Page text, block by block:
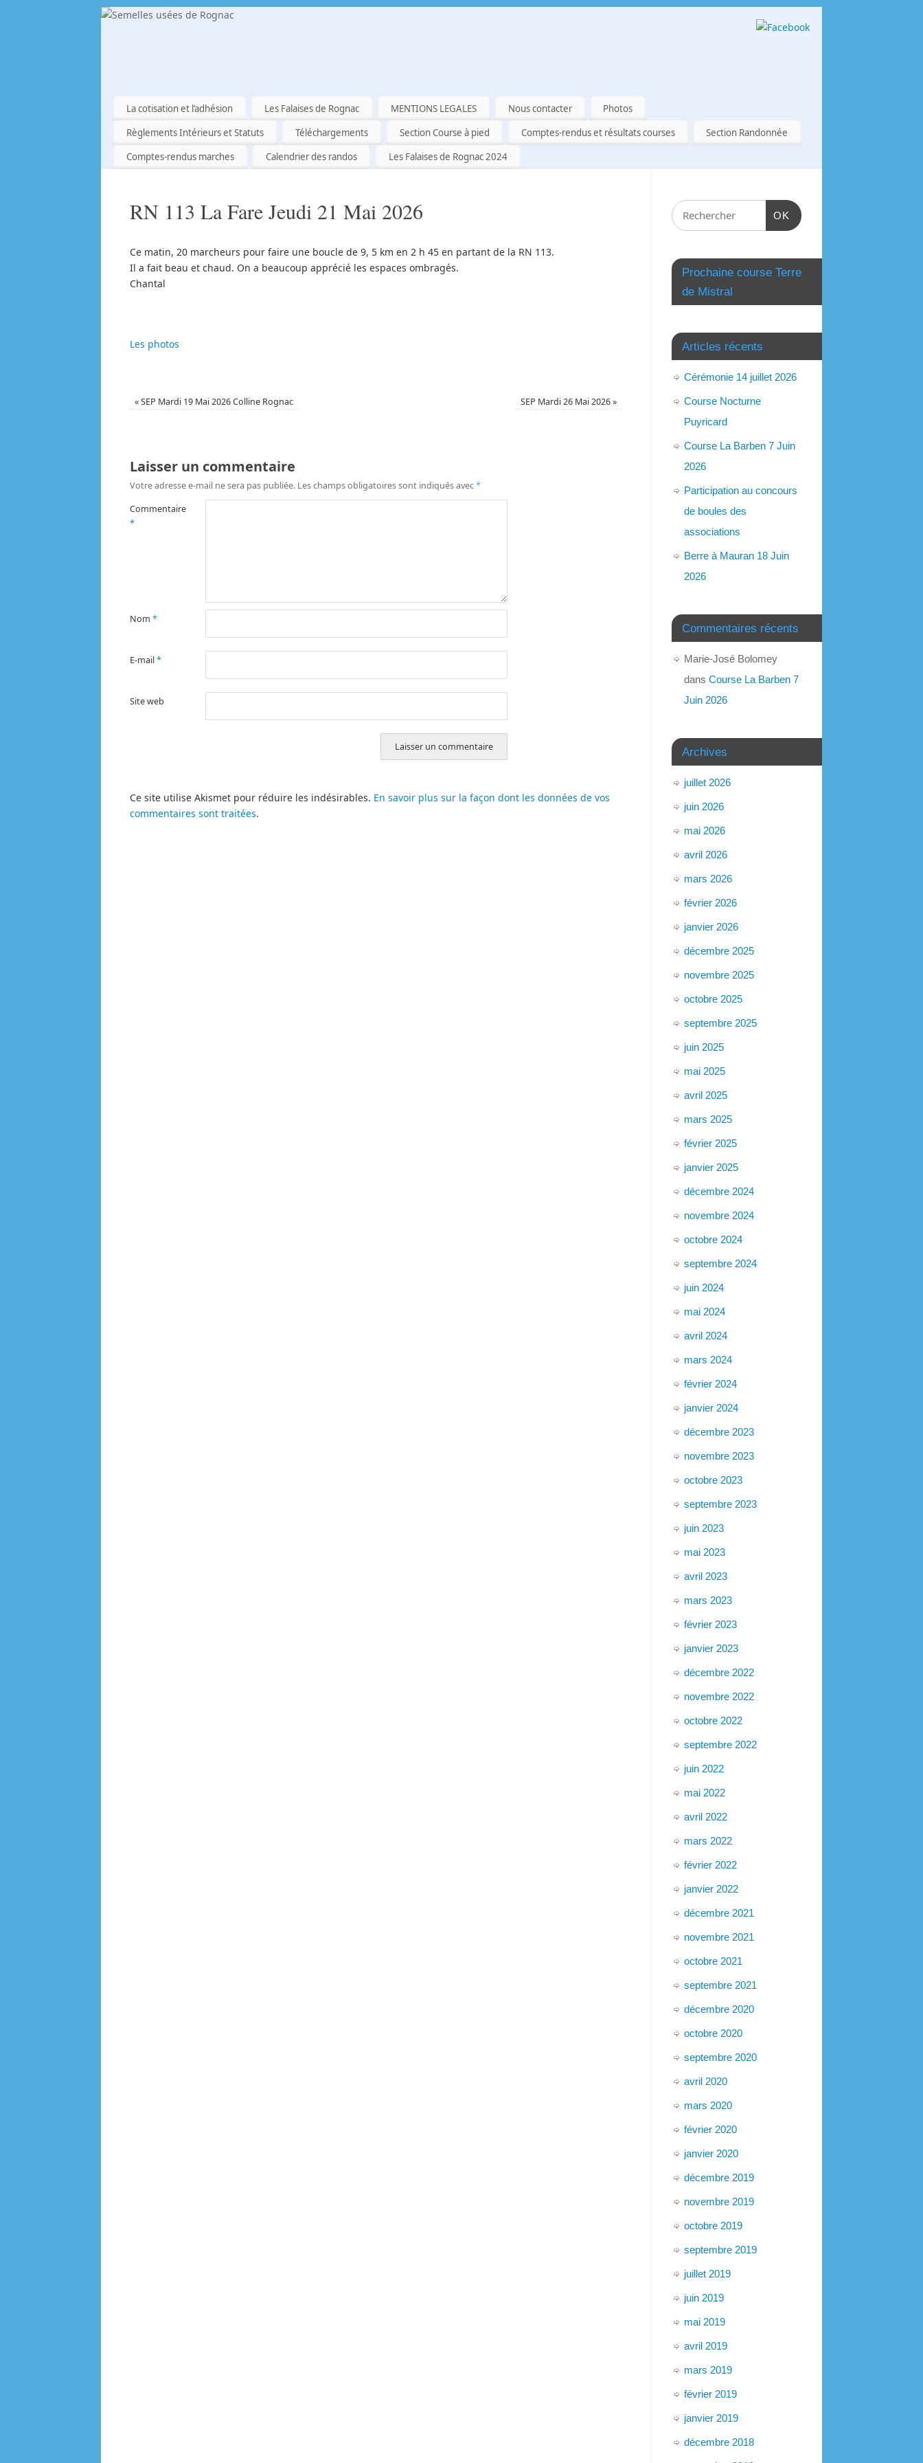
La cotisation et l’adhésion Les Falaises de Rognac MENTIONS LEGALES Nous contacter
Photos
Règlements Intérieurs et Statuts
Téléchargements Section Course à pied Comptes-rendus et résultats courses
Section Randonnée
Comptes-rendus marches
Calendrier des randos Les Falaises de Rognac 2024
RN 113 La Fare Jeudi 21 Mai 2026
Ce matin, 20 marcheurs pour faire une boucle de 9, 5 km en 2 h 45 en partant de la RN 113.
Il a fait beau et chaud. On a beaucoup apprécié les espaces ombragés.
Chantal
Les photos
«SEP Mardi 19 Mai 2026 Colline Rognac SEP Mardi 26 Mai 2026»
Laisser un commentaire
Votre adresse e-mail ne sera pas publiée. Les champs obligatoires sont indiqués avec*
Commentaire
*
Nom *
E-mail*
Site web
Ce site utilise Akismet pour réduire les indésirables. En savoir plus sur la façon dont les données de vos
commentaires sont traitées.
OK
Prochaine course Terre
de Mistral
Articles récents
Cérémonie 14 juillet 2026
Course Nocturne
Puyricard
Course La Barben 7 Juin
2026
Participation au concours
de boules des
associations
Berre à Mauran 18 Juin
2026
Commentaires récents
Marie-José Bolomey
dans Course La Barben 7
Juin 2026
Archives
juillet 2026
juin 2026
mai 2026
avril 2026
mars 2026
février 2026
janvier 2026
décembre 2025
novembre 2025
octobre 2025
septembre 2025
juin 2025
mai 2025
avril 2025
mars 2025
février 2025
janvier 2025
décembre 2024
novembre 2024
octobre 2024
septembre 2024
juin 2024
mai 2024
avril 2024
mars 2024
février 2024
janvier 2024
décembre 2023
novembre 2023
octobre 2023
septembre 2023
juin 2023
mai 2023
avril 2023
mars 2023
février 2023
janvier 2023
décembre 2022
novembre 2022
octobre 2022
septembre 2022
juin 2022
mai 2022
avril 2022
mars 2022
février 2022
janvier 2022
décembre 2021
novembre 2021
octobre 2021
septembre 2021
décembre 2020
octobre 2020
septembre 2020
avril 2020
mars 2020
février 2020
janvier 2020
décembre 2019
novembre 2019
octobre 2019
septembre 2019
juillet 2019
juin 2019
mai 2019
avril 2019
mars 2019
février 2019
janvier 2019
décembre 2018